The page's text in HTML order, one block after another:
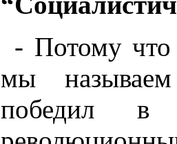
- Потому что
мы
победил в